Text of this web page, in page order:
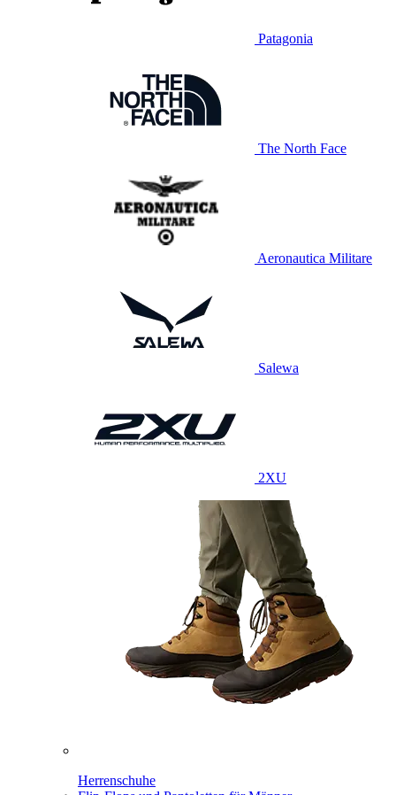
Patagonia
The North Face
Aeronautica Militare
Salewa
2XU
Herrenschuhe